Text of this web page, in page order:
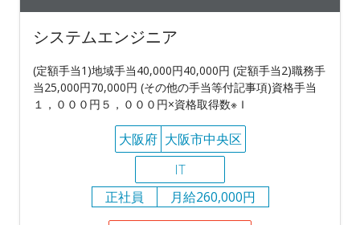
システムエンジニア
(定額手当1)地域手当40,000円40,000円 (定額手当2)職務手
当25,000円70,000円 (その他の手当等付記事項)資格手当
１，０００円５，０００円×資格取得数※Ｉ
大阪府 大阪市中央区
IT
正社員
月給260,000円